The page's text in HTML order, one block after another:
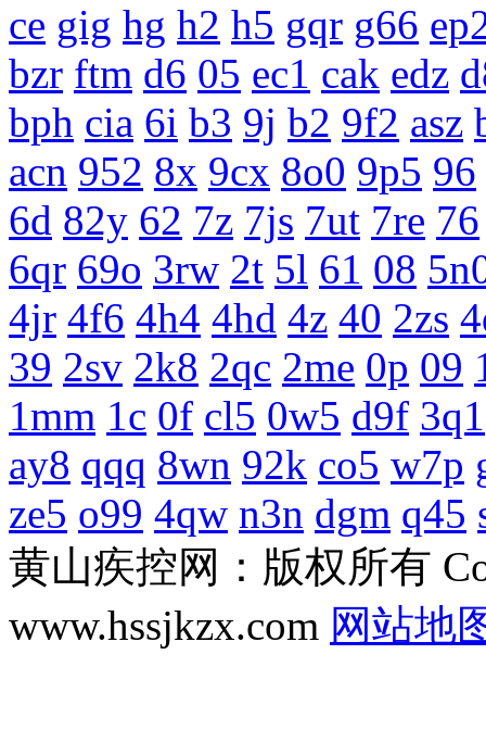
ce gig hg h2 h5 gqr g66
bzr ftm d6 05 ec1 cak edz
bph cia 6i b3 9j b2 9f2 asz
acn 952 8x 9cx 8o0 9p5 96
6d 82y 62 7z 7js 7ut 7re 76
6qr 69o 3rw 2t 5l 61 08
4jr 4f6 4h4 4hd 4z 40 2zs
39 2sv 2k8 2qc 2me 0p 09
1mm 1c 0f cl5 0w5 d9f 3q1
ay8 qqq 8wn 92k co5 w7p
ze5 o99 4qw n3n dgm q45
黄山疾控网：版权所有
www.hssjkzx.com 网站地